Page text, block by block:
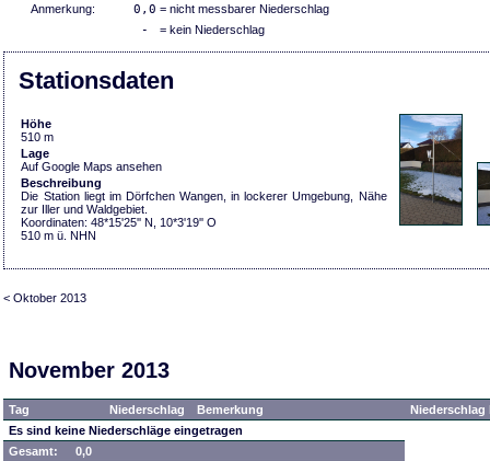
Anmerkung: 0,0 = nicht messbarer Niederschlag
- = kein Niederschlag
Stationsdaten
Höhe
510 m
Lage
Auf Google Maps ansehen
Beschreibung
Die Station liegt im Dörfchen Wangen, in lockerer Umgebung, Nähe
zur Iller und Waldgebiet.
Koordinaten: 48*15'25'' N, 10*3'19'' O
510 m ü. NHN
< Oktober 2013
November 2013
Tag Niederschlag Bemerkung
Es sind keine Niederschläge eingetragen
Gesamt:
0,0